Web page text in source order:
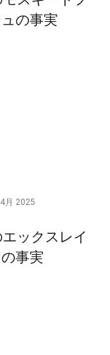
の事実
月 2025
ックスレイ
事実